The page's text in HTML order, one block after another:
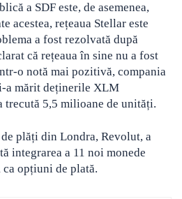
a SDF este, de asemenea,
acestea, rețeaua Stellar este
a fost rezolvată după
că rețeaua în sine nu a fost
o notă mai pozitivă, compania
a mărit deținerile XLM
trecută 5,5 milioane de unități.
plăți din Londra, Revolut, a
integrarea a 11 noi monede
opțiuni de plată.